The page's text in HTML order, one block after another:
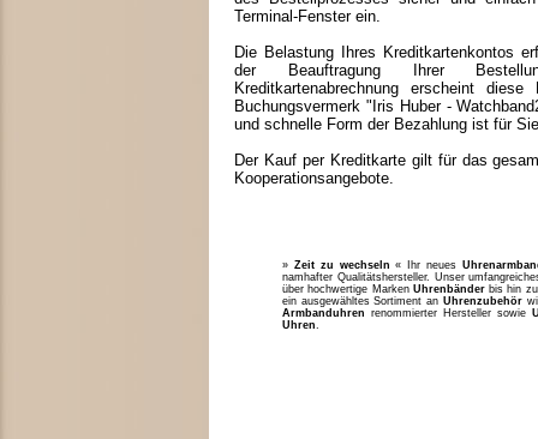
Terminal-Fenster ein.
Die Belastung Ihres Kreditkartenkontos
der Beauftragung Ihrer
Kreditkartenabrechnung erscheint
Buchungsvermerk "Iris Huber -
und schnelle Form der Bezahlung ist für
Der Kauf per Kreditkarte gilt für das
Kooperationsangebote.
» Zeit zu wechseln « Ihr neues
namhafter Qualitätshersteller. Unser
über hochwertige Marken Uhrenbänderbis hin zu
ein ausgewähltes Sortiment an Uhrenzubehör
Armbanduhren renommierter Hersteller sowie
Uhren.